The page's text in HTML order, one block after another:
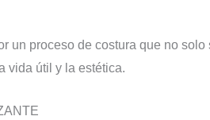
un proceso de costura que no
vida útil y la estética.